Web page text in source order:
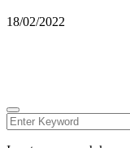
18/02/2022